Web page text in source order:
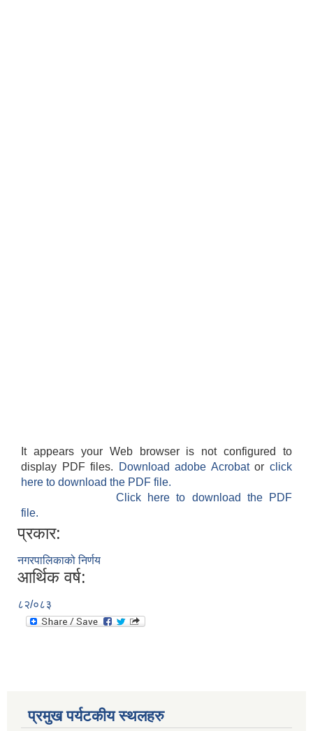
It appears your Web browser is not configured to
display PDF files.
Download adobe Acrobatorclick
here to download the PDF file.
Click here to download the PDF
file.
प्रकार:
नगरपालिकाको निर्णय
आर्थिक वर्ष:
८२/०८३
प्रमुख पर्यटकीय स्थलहरु